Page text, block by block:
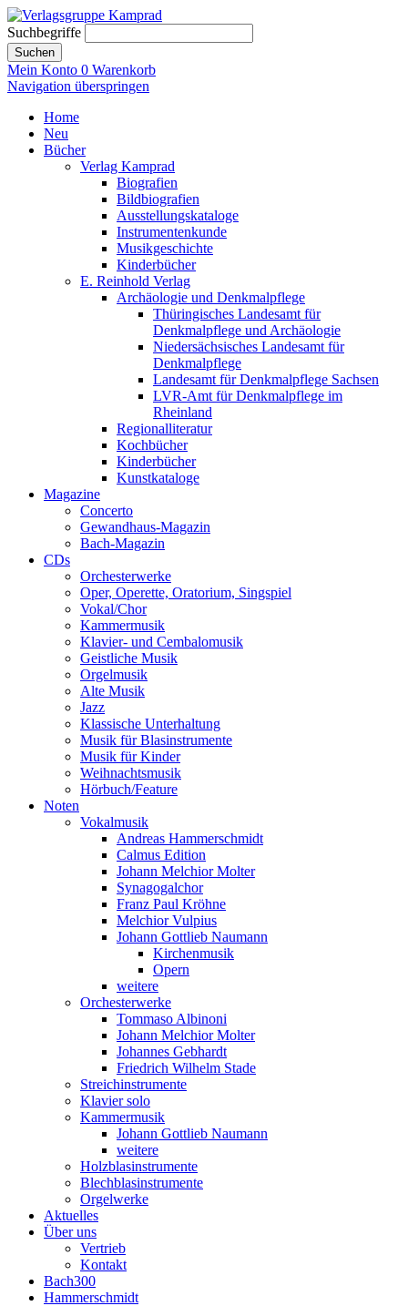
Suchbegriffe
Suchen
Mein Konto 0 Warenkorb
Navigation überspringen
Home
Neu
Bücher
Verlag Kamprad
Biografien
Bildbiografien
Ausstellungskataloge
Instrumentenkunde
Musikgeschichte
Kinderbücher
E. Reinhold Verlag
Archäologie und Denkmalpflege
Thüringisches Landesamt für
Denkmalpflege und Archäologie
Niedersächsisches Landesamt für
Denkmalpflege
Landesamt für Denkmalpflege Sachsen
LVR-Amt für Denkmalpflege im
Rheinland
Regionalliteratur
Kochbücher
Kinderbücher
Kunstkataloge
Magazine
Concerto
Gewandhaus-Magazin
Bach-Magazin
CDs
Orchesterwerke
Oper, Operette, Oratorium, Singspiel
Vokal/Chor
Kammermusik
Klavier- und Cembalomusik
Geistliche Musik
Orgelmusik
Alte Musik
Jazz
Klassische Unterhaltung
Musik für Blasinstrumente
Musik für Kinder
Weihnachtsmusik
Hörbuch/Feature
Noten
Vokalmusik
Andreas Hammerschmidt
Calmus Edition
Johann Melchior Molter
Synagogalchor
Franz Paul Kröhne
Melchior Vulpius
Johann Gottlieb Naumann
Kirchenmusik
Opern
weitere
Orchesterwerke
Tommaso Albinoni
Johann Melchior Molter
Johannes Gebhardt
Friedrich Wilhelm Stade
Streichinstrumente
Klavier solo
Kammermusik
Johann Gottlieb Naumann
weitere
Holzblasinstrumente
Blechblasinstrumente
Orgelwerke
Aktuelles
Über uns
Vertrieb
Kontakt
Bach300
Hammerschmidt